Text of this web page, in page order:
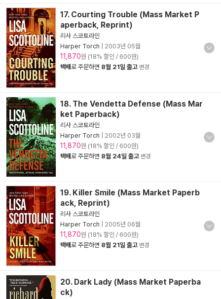
17. Courting Trouble (Mass Market P
aperback, Reprint)
리사 스코토라인
Harper Torch
2003년 05월
11,870원 (18% 할인 / 600원)
택배로 주문하면 8월 21일 출고 변경
18. The Vendetta Defense (Mass Mar
ket Paperback)
리사 스코토라인
Harper Torch
2002년 03월
11,870원 (18% 할인 / 600원)
택배로 주문하면 8월 24일 출고 변경
19. Killer Smile (Mass Market Paperb
ack, Reprint)
리사 스코토라인
Harper Torch
2005년 06월
11,870원 (18% 할인 / 600원)
택배로 주문하면 8월 21일 출고 변경
20. Dark Lady (Mass Market Paperba
ck)